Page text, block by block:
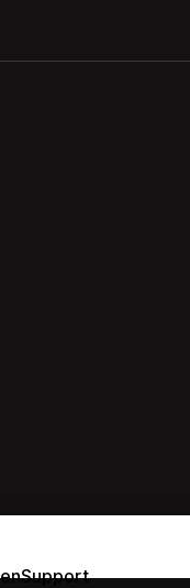
Support